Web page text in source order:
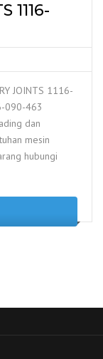
1116-
JOINTS 1116-
090-463
dan
mesin
hubungi